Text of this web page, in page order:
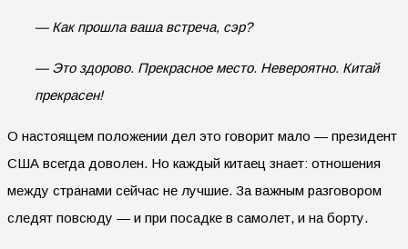
— Как прошла ваша встреча, сэр?
— Это здорово. Прекрасное место. Невероятно. Китай
прекрасен!
О настоящем положении дел это говорит мало — президент
США всегда доволен. Но каждый китаец знает: отношения
между странами сейчас не лучшие. За важным разговором
следят повсюду — и при посадке в самолет, и на борту.